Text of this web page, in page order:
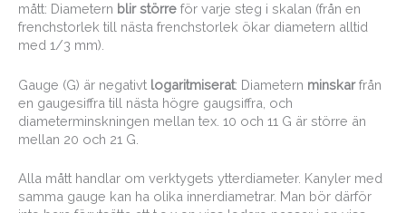
mått: Diametern blir större för varje steg i skalan (från en
frenchstorlek till nästa frenchstorlek ökar diametern alltid
med 1/3 mm).
Gauge (G) är negativt logaritmiserat: Diametern minskarfrån
en gaugesiffra till nästa högre gaugsiffra, och
diameterminskningen mellan tex. 10 och 11 G är större än
mellan 20 och 21 G.
Alla mått handlar om verktygets ytterdiameter. Kanyler med
samma gauge kan ha olika innerdiametrar. Man bör därför